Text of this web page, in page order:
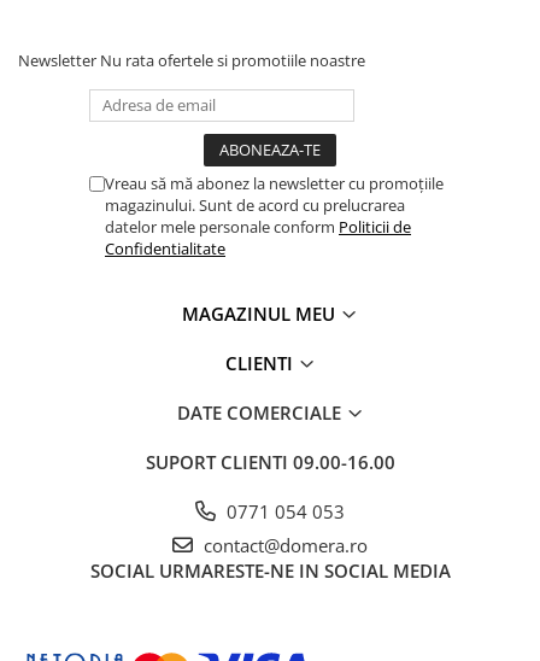
Newsletter Nu rata ofertele si promotiile noastre
Vreau să mă abonez la newsletter cu promoțiile
magazinului. Sunt de acord cu prelucrarea
datelor mele personale conform Politicii de
Confidentialitate
MAGAZINUL MEU
CLIENTI
DATE COMERCIALE
SUPORT CLIENTI 09.00-16.00
0771 054 053
contact@domera.ro
SOCIAL URMARESTE-NE IN SOCIAL MEDIA